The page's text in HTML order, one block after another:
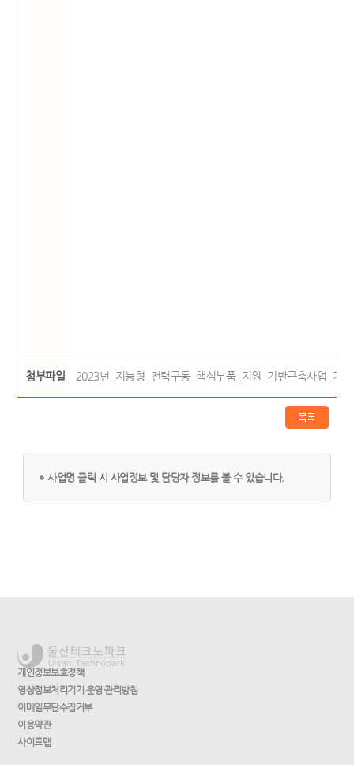
첨부파일 2023년_지능형_전력구동_핵심부품_지원_기반구축사업_기
목록
사업명 클릭 시 사업정보 및 담당자 정보를 볼 수 있습니다.
개인정보보호정책
영상정보처리기기 운영·관리방침
이메일무단수집거부
이용약관
사이트맵